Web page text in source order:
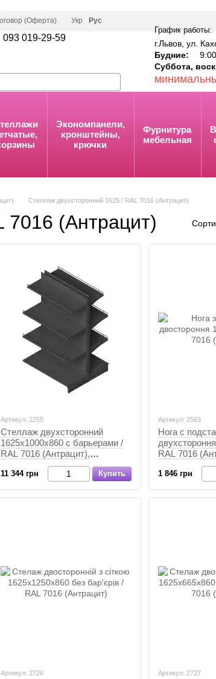
(Оферта) Укр Рус
093 019-29-59
График работы:
г.Львов, ул.
Будние:
Суббота,
Экономпанели,
кронштейны,
крючки
Фурнитура
мебельная
Стеллаж двухсторонний 1625 / RAL 7016 (Антрацит)
7016 (Антрацит)
Артикул: 2255
Стеллаж двухсторонний
1625х1000х860 с барьерами /
RAL 7016 (Антрацит),
Антрацит, Антрацит
11 344 грн Купить
Артикул: 2583
Нога с
RAL 7016
Антрацит,
1 846 грн
Артикул: 2726 Артикул: 2727